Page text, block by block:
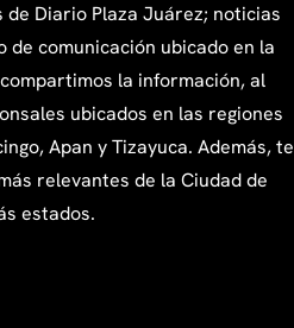
Diario Plaza Juárez; noticias
de comunicación ubicado en la
la información, al
ubicados en las regiones
Apan y Tizayuca. Además, te
relevantes de la Ciudad de
estados.